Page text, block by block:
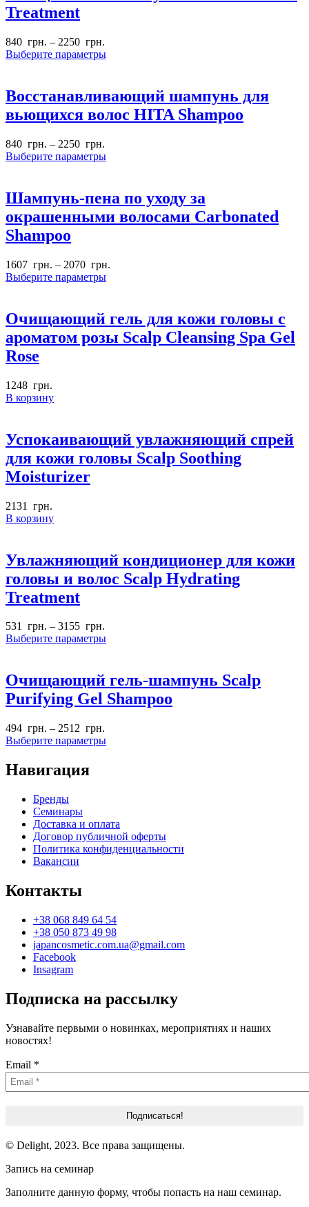
Treatment
840 грн. – 2250 грн.
Выберите параметры
Восстанавливающий шампунь для
вьющихся волос HITA Shampoo
840 грн. – 2250 грн.
Выберите параметры
Шампунь-пена по уходу за
окрашенными волосами Carbonated
Shampoo
1607 грн. – 2070 грн.
Выберите параметры
Очищающий гель для кожи головы с
ароматом розы Scalp Cleansing Spa Gel
Rose
1248 грн.
В корзину
Успокаивающий увлажняющий спрей
для кожи головы Scalp Soothing
Moisturizer
2131
грн.
В корзину
Увлажняющий кондиционер для кожи
головы и волос Scalp Hydrating
Treatment
531 грн. – 3155 грн.
Выберите параметры
Очищающий гель-шампунь Scalp
Purifying Gel Shampoo
494 грн. – 2512 грн.
Выберите параметры
Навигация
Бренды
Семинары
Доставка и оплата
Договор публичной оферты
Политика конфиденциальности
Вакансии
Контакты
+38 068 849 64 54
+38 050 873 49 98
japancosmetic.com.ua@gmail.com
Facebook
Insagram
Подписка на рассылку
Узнавайте первыми о новинках, мероприятиях и наших
новостях!
Email *
© Delight, 2023. Все права защищены.
Запись на семинар
Заполните данную форму, чтобы попасть на наш семинар.